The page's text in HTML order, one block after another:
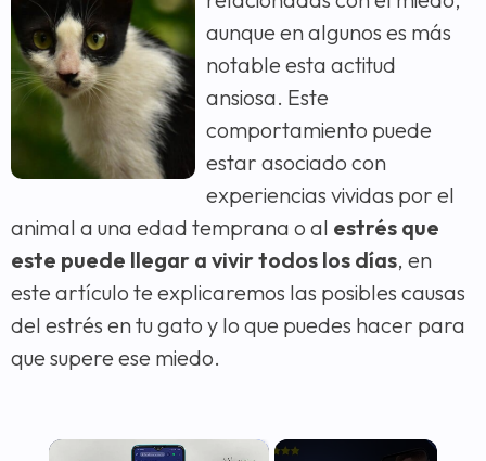
aunque en algunos es más
notable esta actitud
ansiosa. Este
comportamiento puede
estar asociado con
experiencias vividas por el
animal a una edad temprana o al estrés que
este puede llegar a vivir todos los días, en
este artículo te explicaremos las posibles causas
del estrés en tu gato y lo que puedes hacer para
que supere ese miedo.
×